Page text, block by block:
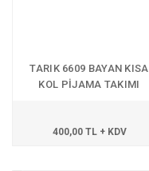
TARIK 6609 BAYAN KISA
KOL PİJAMA TAKIMI
400,00 TL + KDV